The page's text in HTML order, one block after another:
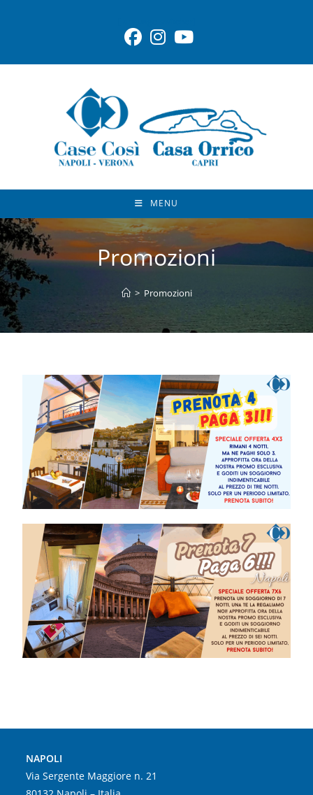
MENU
Promozioni
> Promozioni
NAPOLI
Via Sergente Maggiore n. 21